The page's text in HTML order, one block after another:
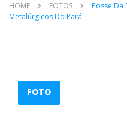
HOME FOTOS
Posse Da
Metalúrgicos Do Pará
FOTO